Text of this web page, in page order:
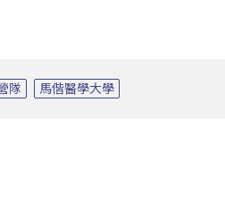
隊 馬偕醫學大學